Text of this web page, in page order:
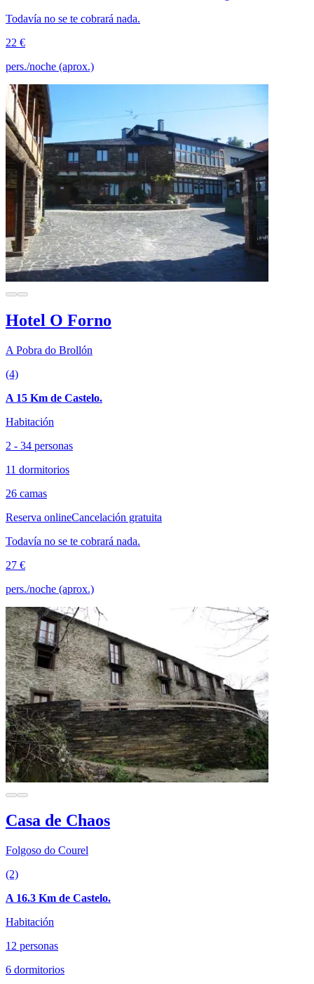
Todavía no se te cobrará nada.
22 €
pers./noche (aprox.)
Hotel O Forno
A Pobra do Brollón
(4)
A 15 Km de Castelo.
Habitación
2 - 34 personas
11 dormitorios
26 camas
Reserva onlineCancelación gratuita
Todavía no se te cobrará nada.
27 €
pers./noche (aprox.)
Casa de Chaos
Folgoso do Courel
(2)
A 16.3 Km de Castelo.
Habitación
12 personas
6 dormitorios